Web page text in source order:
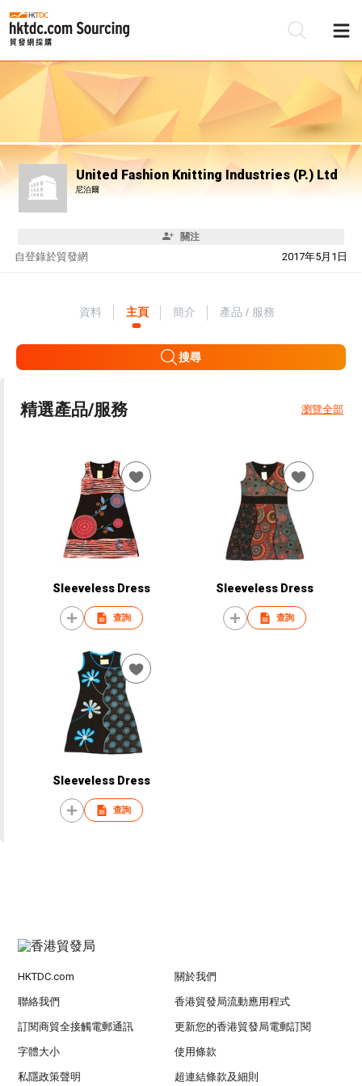
United Fashion Knitting Industries (P.) Ltd
尼泊爾
關注
自 2017年5月1日
登錄於貿發網
資料 主頁 簡介 產品 / 服務
搜尋
精選產品/服務 瀏覽全部
Sleeveless Dress
查詢
Sleeveless Dress
查詢
Sleeveless Dress
查詢
HKTDC.com 關於我們
聯絡我們 香港貿發局流動應用程式
訂閱商貿全接觸電郵通訊 更新您的香港貿發局電郵訂閱
字體大小 使用條款
私隱政策聲明 超連結條款及細則